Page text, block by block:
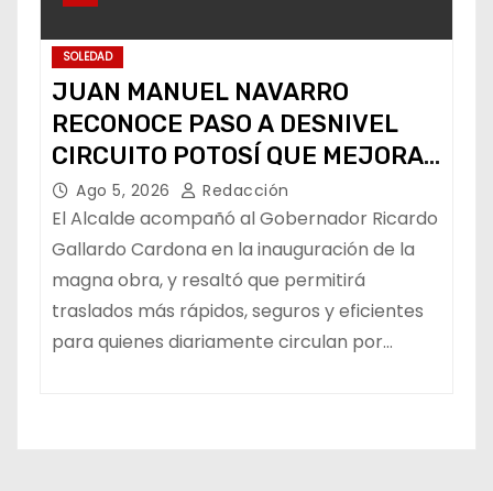
SOLEDAD
JUAN MANUEL NAVARRO
RECONOCE PASO A DESNIVEL
CIRCUITO POTOSÍ QUE MEJORA
LA MOVILIDAD METROPOLITANA
Ago 5, 2026 Redacción
El Alcalde acompañó al Gobernador Ricardo
Gallardo Cardona en la inauguración de la
magna obra, y resaltó que permitirá
traslados más rápidos, seguros y eficientes
para quienes diariamente circulan por…